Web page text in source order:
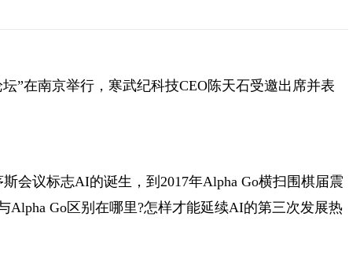
”在南京举行，寒武纪科技CEO陈天石受邀出席并表
会议标志AI的诞生，到2017年Alpha Go横扫围棋届震
Go区别在哪里?怎样才能延续AI的第三次发展热